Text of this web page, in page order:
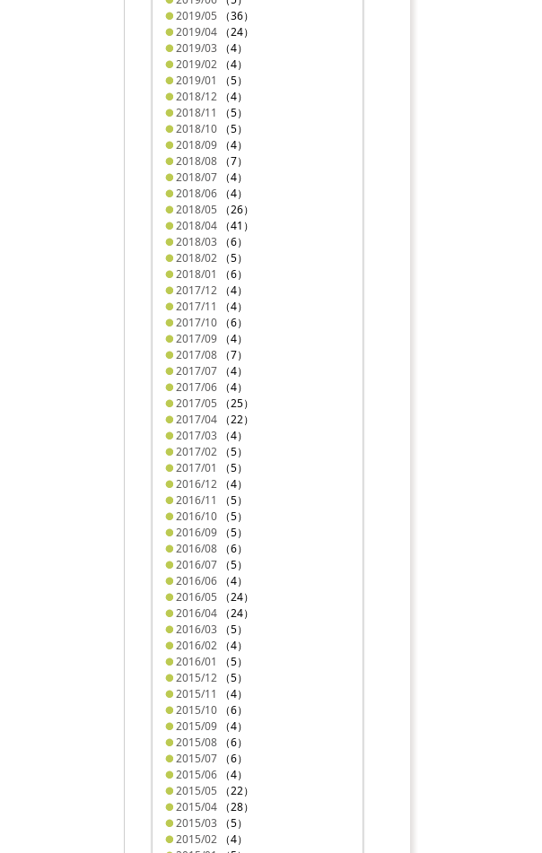
2019/05 （36）
2019/04 （24）
2019/03 （4）
2019/02 （4）
2019/01
（5）
2018/12 （4）
2018/11
（5）
2018/10 （5）
2018/09 （4）
2018/08 （7）
2018/07 （4）
2018/06 （4）
2018/05 （26）
2018/04 （41）
2018/03 （6）
2018/02 （5）
2018/01
（6）
2017/12 （4）
2017/11
（4）
2017/10 （6）
2017/09 （4）
2017/08 （7）
2017/07 （4）
2017/06 （4）
2017/05 （25）
2017/04 （22）
2017/03 （4）
2017/02 （5）
2017/01
（5）
2016/12 （4）
2016/11
（5）
2016/10 （5）
2016/09 （5）
2016/08 （6）
2016/07 （5）
2016/06 （4）
2016/05 （24）
2016/04 （24）
2016/03 （5）
2016/02 （4）
2016/01
（5）
2015/12 （5）
2015/11
（4）
2015/10 （6）
2015/09 （4）
2015/08 （6）
2015/07 （6）
2015/06 （4）
2015/05 （22）
2015/04 （28）
2015/03 （5）
2015/02 （4）